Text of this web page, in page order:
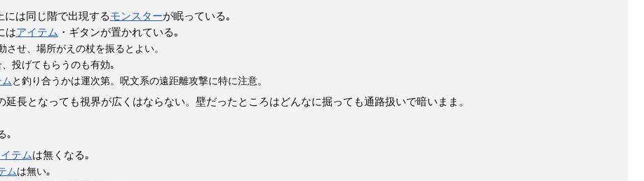
は同じ階で出現するモンスターが眠っている｡
はアイテム ・ギタンが置かれている｡
せ、場所がえの杖を振るとよい。
投げてもらうのも有効｡
と釣り合うかは運次第。呪文系の遠距離攻撃に特に注意。
長となっても視界が広くはならない。壁だったところはどんなに掘っても通路扱いで暗いまま。
｡
テムは無くなる｡
ムは無い｡